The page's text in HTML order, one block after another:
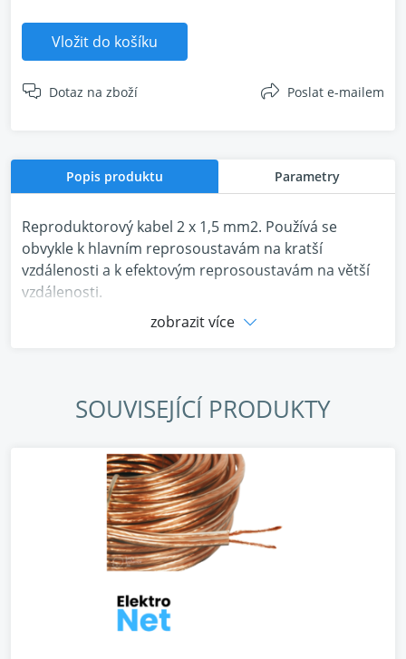
Vložit do košíku
Dotaz na zboží Poslat e-mailem
Popis produktu Parametry
Reproduktorový kabel 2 x 1,5 mm2. Používá se
obvykle k hlavním reprosoustavám na kratší
vzdálenosti a k efektovým reprosoustavám na větší
vzdálenosti.
zobrazit více
SOUVISEJÍCÍ PRODUKTY